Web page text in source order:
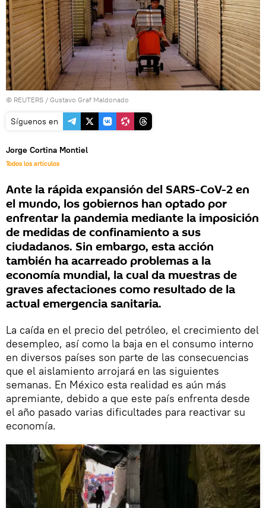
© REUTERS / Gustavo Graf Maldonado
Síguenos en
Jorge Cortina Montiel
Todos los artículos
Ante la rápida expansión del SARS-CoV-2 en
el mundo, los gobiernos han optado por
enfrentar la pandemia mediante la imposición
de medidas de confinamiento a sus
ciudadanos. Sin embargo, esta acción
también ha acarreado problemas a la
economía mundial, la cual da muestras de
graves afectaciones como resultado de la
actual emergencia sanitaria.
La caída en el precio del petróleo, el crecimiento del
desempleo, así como la baja en el consumo interno
en diversos países son parte de las consecuencias
que el aislamiento arrojará en las siguientes
semanas. En México esta realidad es aún más
apremiante, debido a que este país enfrenta desde
el año pasado varias dificultades para reactivar su
economía.